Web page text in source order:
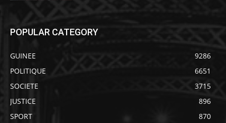
POPULAR CATEGORY
GUINEE
9286
POLITIQUE
6651
SOCIETE
3715
JUSTICE
896
SPORT
870